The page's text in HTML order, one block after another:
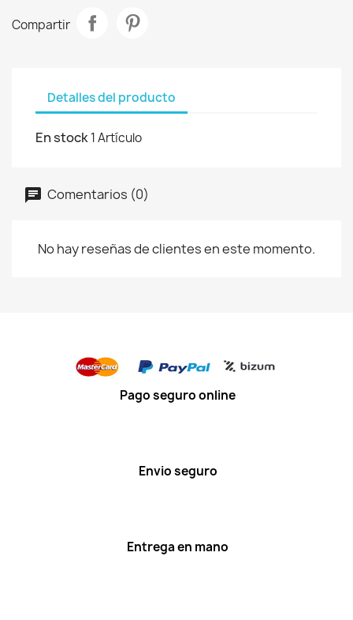
Compartir
Detalles del producto
En stock1 Artículo
Comentarios (0)
No hay reseñas de clientes en este momento.
Pago seguro online
Envio seguro
Entrega en mano